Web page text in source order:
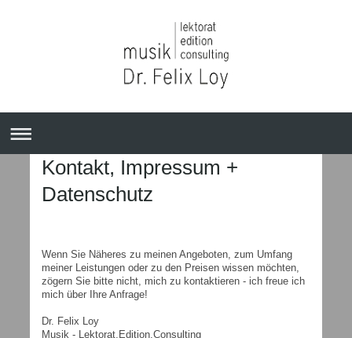
Kontakt, Impressum +
Datenschutz
Wenn Sie Näheres zu meinen Angeboten, zum Umfang
meiner Leistungen oder zu den Preisen wissen möchten,
zögern Sie bitte nicht, mich zu kontaktieren - ich freue ich
mich über Ihre Anfrage!
Dr. Felix Loy
Musik - Lektorat.Edition.Consulting